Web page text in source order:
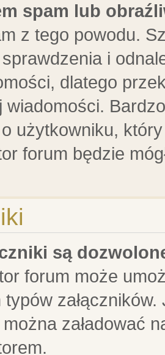
spam lub
z tego powodu.
i
dlatego
wiadomości.
użytkowniku,
forum będzie
są
forum może
można załadować